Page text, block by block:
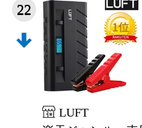
22
LUFT